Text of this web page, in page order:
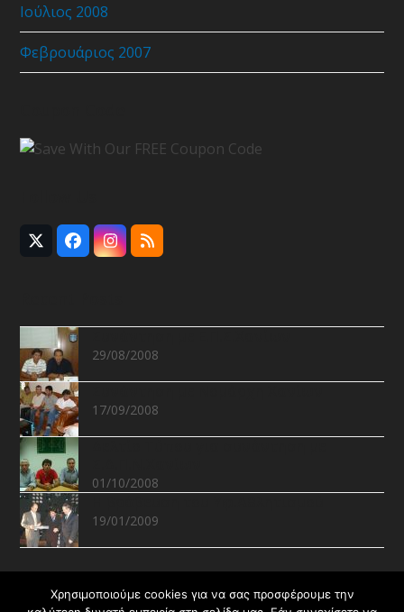
Ιούλιος 2008
Φεβρουάριος 2007
Twitter
(deprecated)
Facebook
Instagram
RSS
29/08/2008
17/09/2008
01/10/2008
19/01/2009
Recent Projects
Χρησιμοποιούμε cookies για να σας προσφέρουμε την